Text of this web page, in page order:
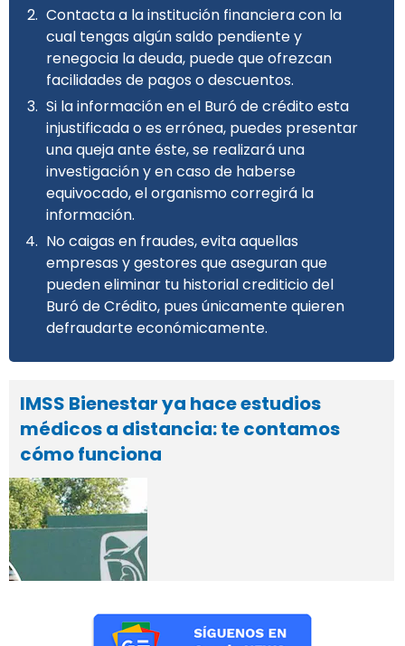
Contacta a la institución financiera con la
cual tengas algún saldo pendiente y
renegocia la deuda, puede que ofrezcan
facilidades de pagos o descuentos.
Si la información en el Buró de crédito esta
injustificada o es errónea, puedes presentar
una queja ante éste, se realizará una
investigación y en caso de haberse
equivocado, el organismo corregirá la
información.
No caigas en fraudes, evita aquellas
empresas y gestores que aseguran que
pueden eliminar tu historial crediticio del
Buró de Crédito, pues únicamente quieren
defraudarte económicamente.
IMSS Bienestar ya hace estudios
médicos a distancia: te contamos
cómo funciona